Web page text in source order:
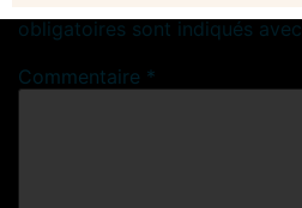
obligatoires sont indiqués avec
Commentaire *